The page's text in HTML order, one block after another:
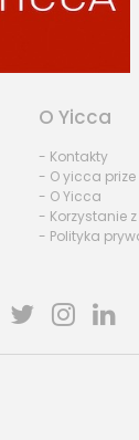
O Yicca
- Kontakty
- O yicca prize
- O Yicca
- Korzystanie
- Polityka